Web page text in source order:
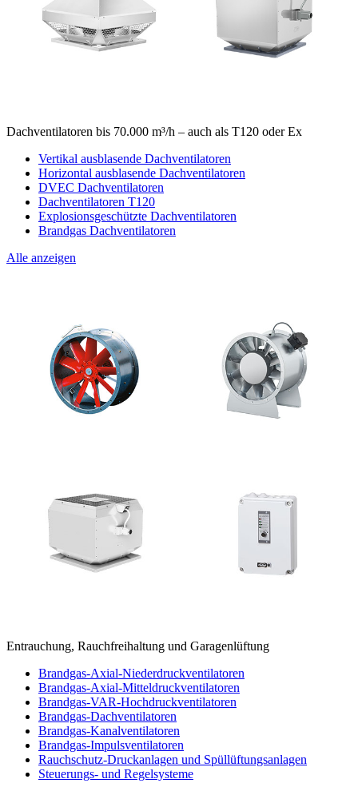
Dachventilatoren bis 70.000 m³/h – auch als T120 oder Ex
Vertikal ausblasende Dachventilatoren
Horizontal ausblasende Dachventilatoren
DVEC Dachventilatoren
Dachventilatoren T120
Explosionsgeschützte Dachventilatoren
Brandgas Dachventilatoren
Alle anzeigen
Entrauchung, Rauchfreihaltung und Garagenlüftung
Brandgas-Axial-Niederdruckventilatoren
Brandgas-Axial-Mitteldruckventilatoren
Brandgas-VAR-Hochdruckventilatoren
Brandgas-Dachventilatoren
Brandgas-Kanalventilatoren
Brandgas-Impulsventilatoren
Rauchschutz-Druckanlagen und Spüllüftungsanlagen
Steuerungs- und Regelsysteme